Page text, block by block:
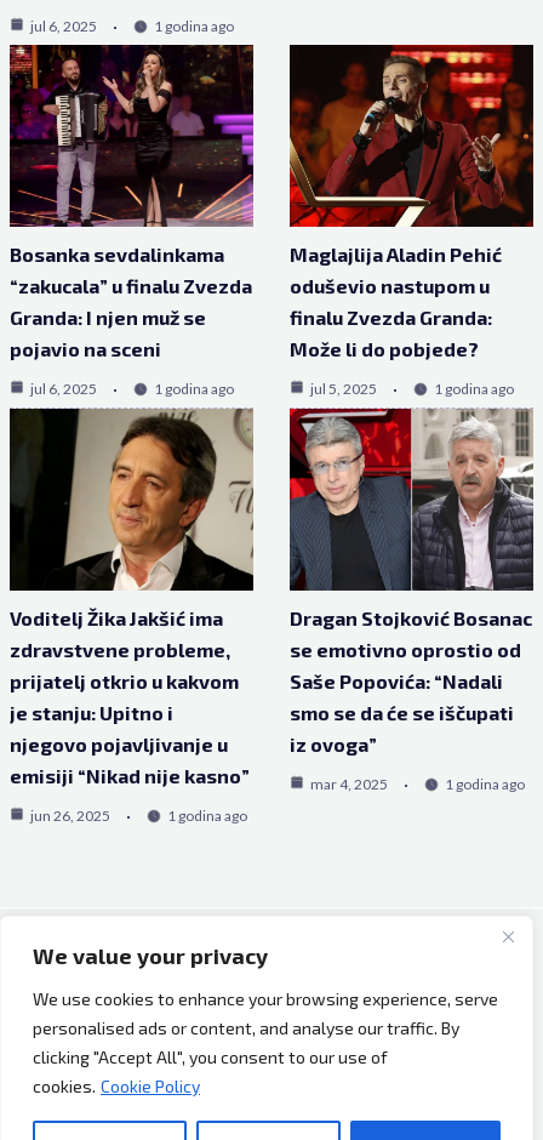
We value your privacy
We use cookies to enhance your browsing experience, serve
personalised ads or content, and analyse our traffic. By
clicking "Accept All", you consent to our use of
cookies. Cookie Policy
jul 6, 2025 1 godina ago
Bosanka sevdalinkama
“zakucala” u finalu Zvezda
Granda: I njen muž se
pojavio na sceni
jul 6, 2025 1 godina ago
Maglajlija Aladin Pehić
oduševio nastupom u
finalu Zvezda Granda:
Može li do pobjede?
jul 5, 2025 1 godina ago
Voditelj Žika Jakšić ima
zdravstvene probleme,
prijatelj otkrio u kakvom
je stanju: Upitno i
njegovo pojavljivanje u
emisiji “Nikad nije kasno”
jun 26, 2025 1 godina ago
Dragan Stojković Bosanac
se emotivno oprostio od
Saše Popovića: “Nadali
smo se da će se iščupati
iz ovoga”
mar 4, 2025 1 godina ago
Copyright © 2026 Bh Dijaspora.
O nama
Marketing
Uslovi korištenja